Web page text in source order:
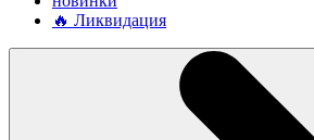
🔥 Ликвидация